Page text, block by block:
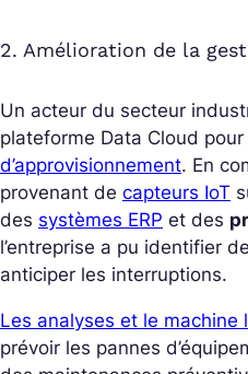
2. Amélioration de la
Un acteur du secteur
plateforme Data Cloud
d’approvisionnement. En
provenant de capteurs IoT
des systèmes ERP et des
l’entreprise a pu identifier
anticiper les interruptions.
Les analyses et le machine
prévoir les pannes